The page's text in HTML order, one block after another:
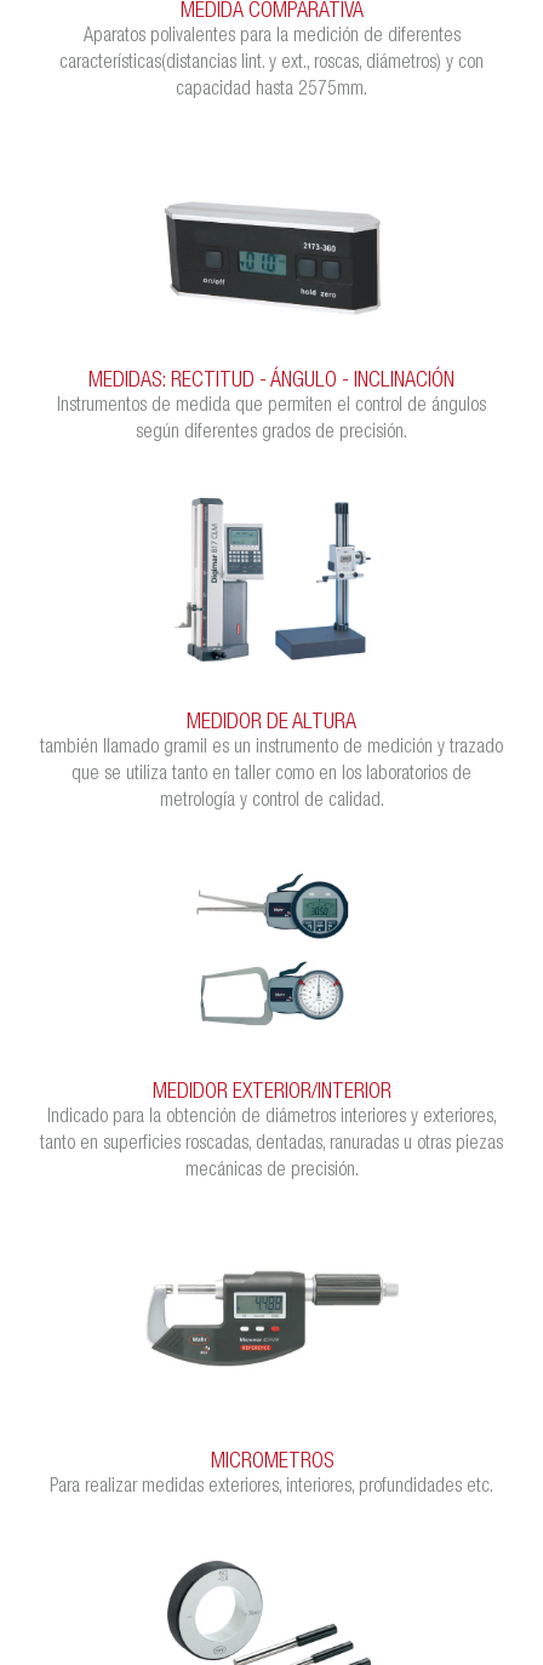
MEDIDA COMPARATIVA
Aparatos polivalentes para la medición de diferentes
características(distancias Iint. y ext., roscas, diámetros) y con
capacidad hasta 2575mm.
MEDIDAS: RECTITUD - ÁNGULO - INCLINACIÓN
Instrumentos de medida que permiten el control de ángulos
según diferentes grados de precisión.
MEDIDOR DE ALTURA
también llamado gramil es un instrumento de medición y trazado
que se utiliza tanto en taller como en los laboratorios de
metrología y control de calidad.
MEDIDOR EXTERIOR/INTERIOR
Indicado para la obtención de diámetros interiores y exteriores,
tanto en superficies roscadas, dentadas, ranuradas u otras piezas
mecánicas de precisión.
MICROMETROS
Para realizar medidas exteriores, interiores, profundidades etc.